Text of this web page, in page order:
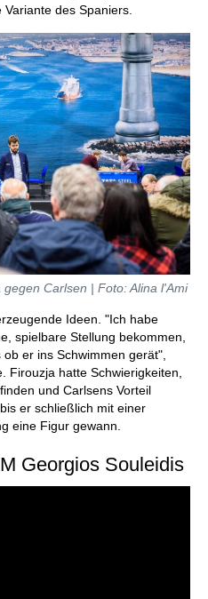
des Spaniers.
Carlsen | Foto: Alina l'Ami
Ideen. "Ich habe
spielbare Stellung bekommen,
er ins Schwimmen gerät",
Firouzja hatte Schwierigkeiten,
und Carlsens Vorteil
er schließlich mit einer
eine Figur gewann.
Georgios Souleidis